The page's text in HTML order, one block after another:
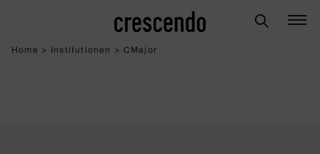
Home > Institutionen > CMajor